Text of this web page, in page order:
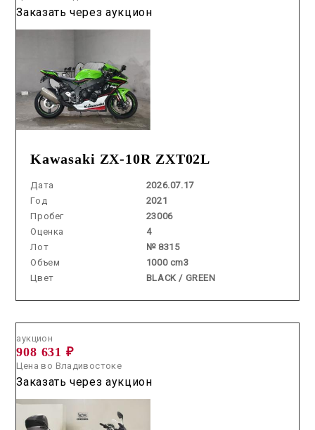
Kawasaki ZX-10R ZXT02L
Дата
2026.07.17
Год
2021
Пробег
23006
Оценка
4
Лот
№ 8315
Объем
1000 cm3
Цвет
BLACK / GREEN
Заказать через аукцион
аукцион
908 631 ₽
Цена во Владивостоке
Заказать через аукцион